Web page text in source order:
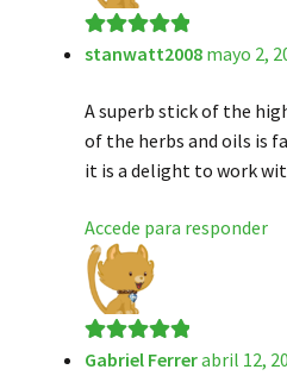
Valorado en5
stanwatt2008 mayo 2,
A superb stick of the
of the herbs and oils is
it is a delight to work
Accede para responder
Valorado en5
Gabriel Ferrerabril 12,